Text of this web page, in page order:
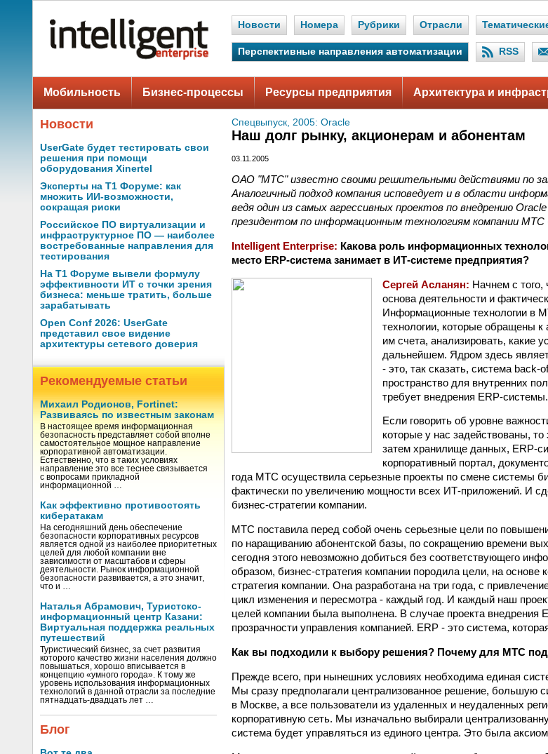
Новости Номера Рубрики Отрасли
Перспективные направления автоматизации RSS
Мобильность Бизнес-процессы Ресурсы предприятия Архитектура и
Новости
UserGate будет тестировать свои
решения при помощи
оборудования Xinertel
Эксперты на Т1 Форуме: как
множить ИИ-возможности,
сокращая риски
Российское ПО виртуализации и
инфраструктурное ПО — наиболее
востребованные направления для
тестирования
На Т1 Форуме вывели формулу
эффективности ИТ с точки зрения
бизнеса: меньше тратить, больше
зарабатывать
Open Conf 2026: UserGate
представил свое видение
архитектуры сетевого доверия
Рекомендуемые статьи
Михаил Родионов, Fortinet:
Развиваясь по известным законам
В настоящее время информационная
безопасность представляет собой вполне
самостоятельное мощное направление
корпоративной автоматизации.
Естественно, что в таких условиях
направление это все теснее связывается
с вопросами прикладной
информационной …
Как эффективно противостоять
кибератакам
На сегодняшний день обеспечение
безопасности корпоративных ресурсов
является одной из наиболее приоритетных
целей для любой компании вне
зависимости от масштабов и сферы
деятельности. Рынок информационной
безопасности развивается, а это значит,
что и …
Наталья Абрамович, Туристско-
информационный центр Казани:
Виртуальная поддержка реальных
путешествий
Туристический бизнес, за счет развития
которого качество жизни населения должно
повышаться, хорошо вписывается в
концепцию «умного города». К тому же
уровень использования информационных
технологий в данной отрасли за последние
пятнадцать-двадцать лет …
Блог
Спецвыпуск, 2005: Oracle
Наш долг рынку, акционерам и абонентам
03.11.2005
ОАО "МТС" известно своими решительными действиями по
Аналогичный подход компания исповедует и в области
ведя один из самых агрессивных проектов по внедрению
президентом по информационным технологиям компании МТС
Intelligent Enterprise: Какова роль информационных
место ERP-система занимает в ИТ-системе предприятия?
Сергей Асланян: Начнем с того,
основа деятельности и
Информационные технологии в
технологии, которые обращены
им счета, анализировать, какие
дальнейшем. Ядром здесь
- это, так сказать, система
пространство для внутренних
требует внедрения ERP-системы.
Если говорить об уровне
которые у нас задействованы,
затем хранилище данных, ЕRP-
корпоративный портал,
года МТС осуществила серьезные проекты по смене системы
фактически по увеличению мощности всех ИТ-приложений. И
бизнес-стратегии компании.
МТС поставила перед собой очень серьезные цели по
по наращиванию абонентской базы, по сокращению времени
сегодня этого невозможно добиться без соответствующего
образом, бизнес-стратегия компании породила цели, на
стратегия компании. Она разработана на три года, с
цикл изменения и пересмотра - каждый год. И каждый наш
целей компании была выполнена. В случае проекта
прозрачности управления компанией. ERP - это система,
Как вы подходили к выбору решения? Почему для МТС
Прежде всего, при нынешних условиях необходима единая
Мы сразу предполагали централизованное решение, большую
в Москве, а все пользователи из удаленных и неудаленных
корпоративную сеть. Мы изначально выбирали
система будет управляться из единого центра. Это была